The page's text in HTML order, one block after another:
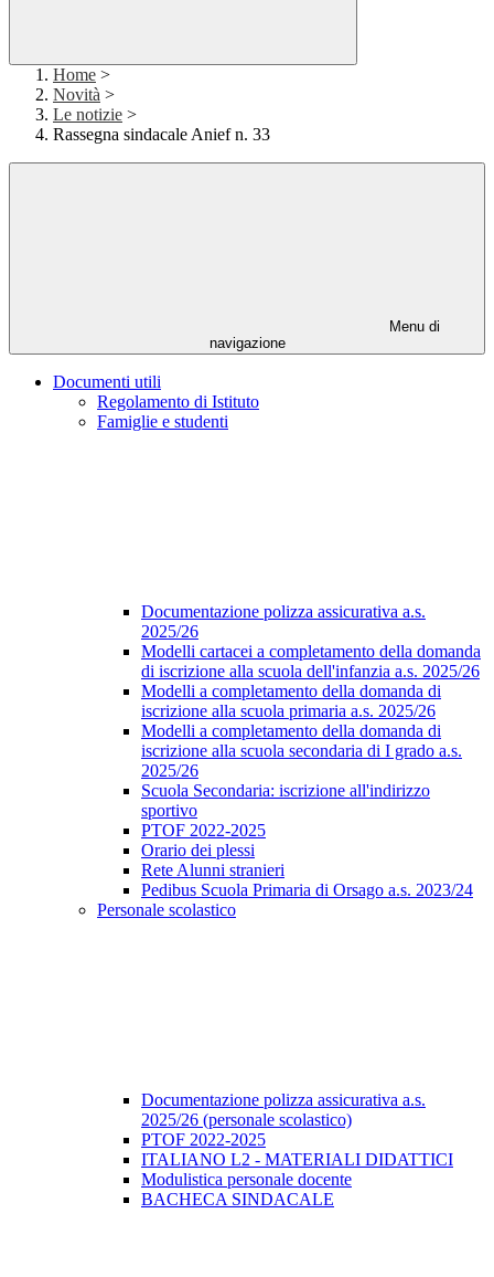
Home >
Novità >
Le notizie >
Rassegna sindacale Anief n. 33
Menu di
navigazione
Documenti utili
Regolamento di Istituto
Famiglie e studenti
Documentazione polizza assicurativa a.s.
2025/26
Modelli cartacei a completamento della domanda
di iscrizione alla scuola dell'infanzia a.s. 2025/26
Modelli a completamento della domanda di
iscrizione alla scuola primaria a.s. 2025/26
Modelli a completamento della domanda di
iscrizione alla scuola secondaria di I grado a.s.
2025/26
Scuola Secondaria: iscrizione all'indirizzo
sportivo
PTOF 2022-2025
Orario dei plessi
Rete Alunni stranieri
Pedibus Scuola Primaria di Orsago a.s. 2023/24
Personale scolastico
Documentazione polizza assicurativa a.s.
2025/26 (personale scolastico)
PTOF 2022-2025
ITALIANO L2 - MATERIALI DIDATTICI
Modulistica personale docente
BACHECA SINDACALE